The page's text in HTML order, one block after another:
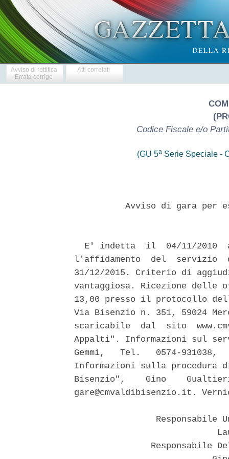
Avviso di rettifica
Errata corrige
Atti correlati
Codice Fiscale e/o
(GU 5a Serie Speciale -
Avviso di gara per
E' indetta  il  04/11/2010
l'affidamento  del  servizio
31/12/2015. Criterio di
vantaggiosa. Ricezione
13,00 presso il protocollo
Via Bisenzio n. 351, 59024
scaricabile  dal  sito
Appalti". Informazioni sul
Gemmi,   Tel.   0574-931038,
Informazioni sulla procedura
Bisenzio",    Gino
gare@cmvaldibisenzio.it.
Responsabile
Responsabile